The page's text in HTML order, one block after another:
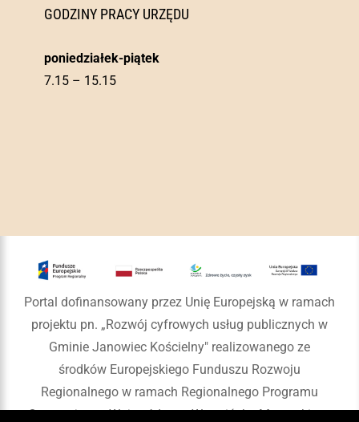
GODZINY PRACY URZĘDU
poniedziałek-piątek
7.15 – 15.15
Portal dofinansowany przez Unię Europejską w ramach
projektu pn. „Rozwój cyfrowych usług publicznych w
Gminie Janowiec Kościelny" realizowanego ze
środków Europejskiego Funduszu Rozwoju
Regionalnego w ramach Regionalnego Programu
Operacyjnego Województwa Warmińsko-Mazurskiego